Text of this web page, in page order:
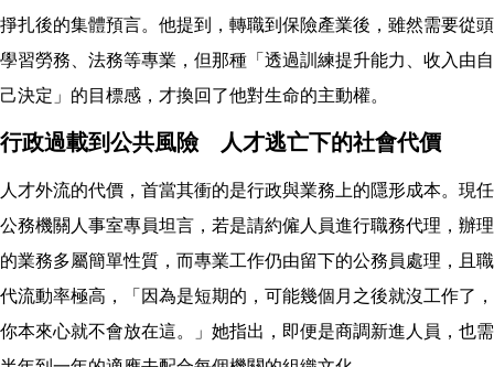
掙扎後的集體預言。他提到，轉職到保險產業後，雖然需要從頭
學習勞務、法務等專業，但那種「透過訓練提升能力、收入由自
己決定」的目標感，才換回了他對生命的主動權。
行政過載到公共風險 人才逃亡下的社會代價
人才外流的代價，首當其衝的是行政與業務上的隱形成本。現任
公務機關人事室專員坦言，若是請約僱人員進行職務代理，辦理
的業務多屬簡單性質，而專業工作仍由留下的公務員處理，且職
代流動率極高，「因為是短期的，可能幾個月之後就沒工作了，
你本來心就不會放在這。」她指出，即便是商調新進人員，也需